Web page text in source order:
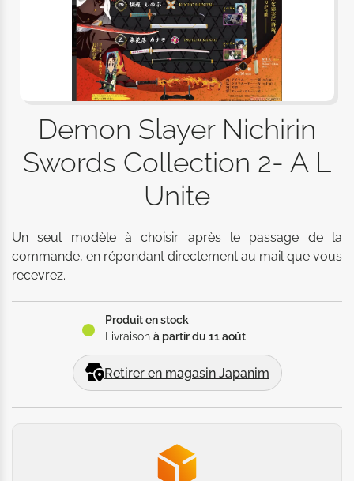
Demon Slayer Nichirin
Swords Collection 2- A L
Unite
Un seul modèle à choisir après le passage de la
commande, en répondant directement au mail que vous
recevrez.
Produit en stock
Livraison à partir du 11 août
Retirer en magasin Japanim